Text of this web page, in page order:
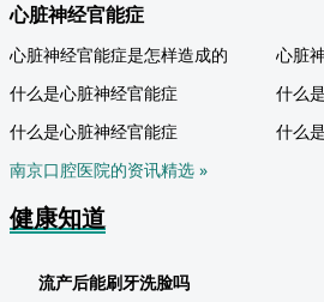
心脏神经官能症
心脏神经官能症是怎样造成的
心脏
什么是心脏神经官能症
什么
什么是心脏神经官能症
什么
南京口腔医院的资讯精选 »
健康知道
流产后能刷牙洗脸吗